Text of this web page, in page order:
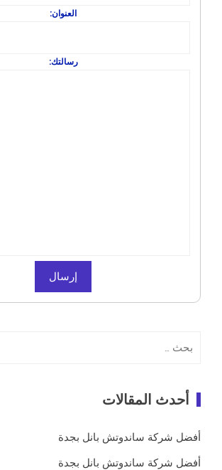
العنوان:
رسالتك:
عن:
أحدث المقالات
أفضل شركة ساندوتش بانل بجدة
أفضل شركة ساندوتش بانل بجدة